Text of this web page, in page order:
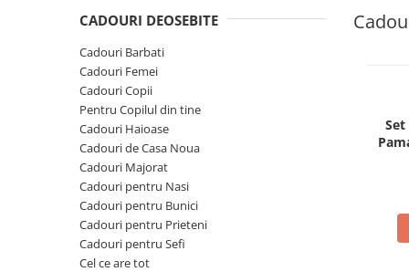
Cadouri Fete
Cadouri Haioase
Cadouri de Casa Noua
Cadouri Majorat
Cadouri pentru Nasi
Cadouri pentru Bunici
Cadouri pentru Prieteni
Cadouri pentru Sefi
Cel ce are tot
Cani si Termosuri
Jocuri si Puzzle
Produse pentru Calatorie
Seturi de caligrafie
Cadouri Sfantul Alexandru
Cadouri Sfanta Ana
Cadouri Constantin si Elena
Cadouri Sfanta Maria
Cadouri Sfintii Mihail si Gavriil
CADOURI DEOSEBITE
Cadouri Barbati
Cadouri Femei
Cadouri Copii
Pentru Copilul din tine
Cadouri Haioase
Cadouri de Casa Noua
Cadouri Majorat
Cadouri pentru Nasi
Cadouri pentru Bunici
Cadouri pentru Prieteni
Cadouri pentru Sefi
Cel ce are tot